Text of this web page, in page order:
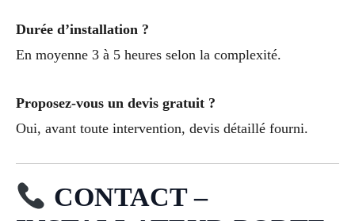
Durée d’installation ?
En moyenne 3 à 5 heures selon la complexité.
Proposez-vous un devis gratuit ?
Oui, avant toute intervention, devis détaillé fourni.
CONTACT –